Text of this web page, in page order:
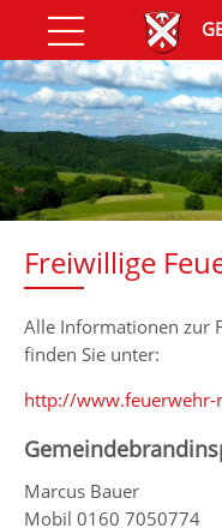
Freiwillige
Alle Informationen zur
finden Sie unter:
http://www.feuerwehr-
Marcus Bauer
Mobil 0160 7050774